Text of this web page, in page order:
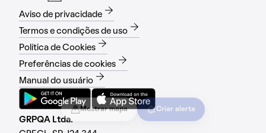
Mostrar mapa Criar alerta
Aviso de privacidade
Termos e condições de uso
Política de Cookies
Preferências de cookies
Manual do usuário
GRPQA Ltda.